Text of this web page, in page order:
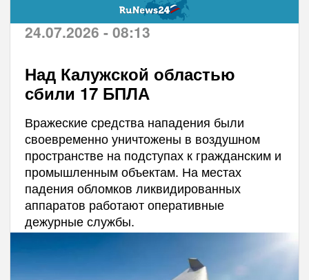
24.07.2026 - 08:13
Над Калужской областью
сбили 17 БПЛА
Вражеские средства нападения были
своевременно уничтожены в воздушном
пространстве на подступах к гражданским и
промышленным объектам. На местах
падения обломков ликвидированных
аппаратов работают оперативные
дежурные службы.